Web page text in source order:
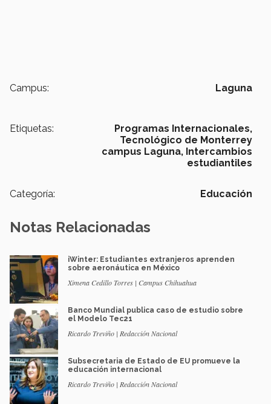
Campus: Laguna
Etiquetas:
Programas Internacionales,
Tecnológico de Monterrey
campus Laguna, Intercambios
estudiantiles
Categoría: Educación
Notas Relacionadas
iWinter: Estudiantes extranjeros aprenden
sobre aeronáutica en México
Ximena Cedillo Torres | Campus Chihuahua
Banco Mundial publica caso de estudio sobre
el Modelo Tec21
Ricardo Treviño | Redacción Nacional
Subsecretaria de Estado de EU promueve la
educación internacional
Ricardo Treviño | Redacción Nacional